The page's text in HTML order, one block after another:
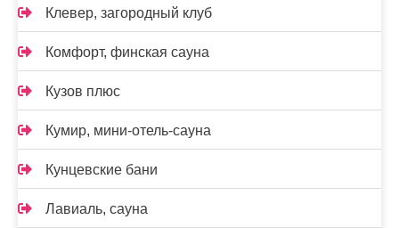
Клевер, загородный клуб
Комфорт, финская сауна
Кузов плюс
Кумир, мини-отель-сауна
Кунцевские бани
Лавиаль, сауна